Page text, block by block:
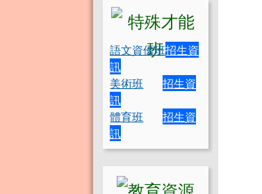
語文資優班招生資
訊
美術班
招生資
訊
體育班
招生資
訊